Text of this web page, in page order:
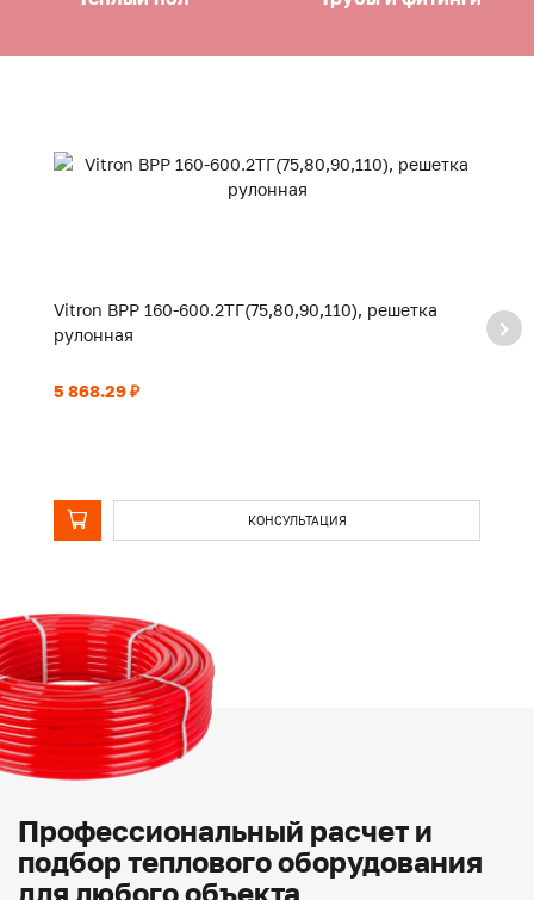
Vitron ВРР 160-600.2ТГ(75,80,90,110), решетка
рулонная
5 868.29 ₽
КОНСУЛЬТАЦИЯ
Профессиональный расчет и
подбор теплового оборудования
для любого объекта